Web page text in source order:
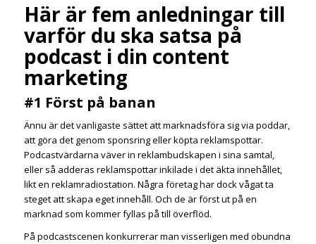
Här är fem anledningar till
varför du ska satsa på
podcast i din content
marketing
#1 Först på banan
Ännu är det vanligaste sättet att marknadsföra sig via poddar,
att göra det genom sponsring eller köpta reklamspottar.
Podcastvärdarna väver in reklambudskapen i sina samtal,
eller så adderas reklamspottar inkilade i det äkta innehållet,
likt en reklamradiostation. Några företag har dock vågat ta
steget att skapa eget innehåll. Och de är först ut på en
marknad som kommer fyllas på till överflöd.
På podcastscenen konkurrerar man visserligen med obundna